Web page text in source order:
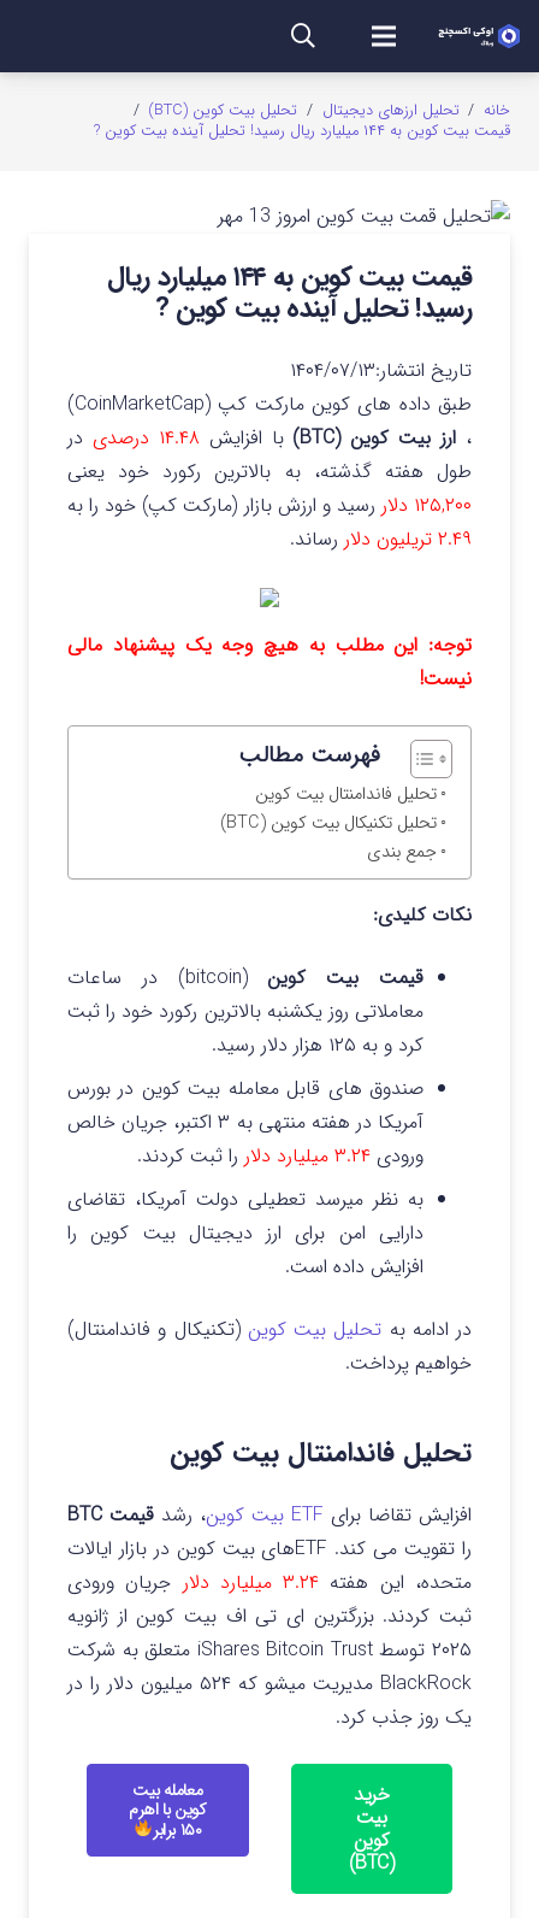
خانه / تحلیل ارزهای دیجیتال / تحلیل بیت کوین (BTC)
/
قیمت بیت کوین به ۱۴۴ میلیارد ریال رسید! تحلیل آینده بیت کوین ?
قیمت بیت کوین به ۱۴۴ میلیارد ریال
رسید! تحلیل آینده بیت کوین ?
تاریخ انتشار:۱۴۰۴/۰۷/۱۳
طبق داده های کوین مارکت کپ (CoinMarketCap)
، ارز بیت کوین (BTC) با افزایش ۱۴.۴۸ درصدی
در
طول هفته گذشته، به بالاترین رکورد خود یعنی
۱۲۵,۲۰۰ دلار
رسید و ارزش بازار (مارکت کپ) خود را به
۲.۴۹ تریلیون دلار
رساند.
توجه: این مطلب به هیچ وجه یک پیشنهاد مالی
نیست!
فهرست مطالب
تحلیل فاندامنتال بیت کوین
تحلیل تکنیکال بیت کوین (BTC)
جمع بندی
نکات کلیدی:
قیمت بیت کوین
(bitcoin) در ساعات
معاملاتی روز یکشنبه بالاترین رکورد خود را ثبت
کرد و به ۱۲۵ هزار دلار رسید.
صندوق های قابل معامله بیت کوین در بورس
آمریکا در هفته منتهی به ۳ اکتبر، جریان خالص
ورودی ۳.۲۴ میلیارد دلار
را ثبت کردند.
به نظر میرسد تعطیلی دولت آمریکا، تقاضای
دارایی امن برای ارز دیجیتال بیت کوین را
افزایش داده است.
در ادامه به تحلیل بیت کوین(تکنیکال و فاندامنتال)
خواهیم پرداخت.
تحلیل فاندامنتال بیت کوین
افزایش تقاضا برای ETF بیت کوین ، رشد قیمت BTC
را تقویت می کند. ETFهای بیت کوین در بازار ایالات
متحده، این هفته ۳.۲۴ میلیارد دلار
جریان ورودی
ثبت کردند. بزرگترین ای تی اف بیت کوین از ژانویه
۲۰۲۵ توسط iShares Bitcoin Trust متعلق به شرکت
BlackRock مدیریت میشو که ۵۲۴ میلیون دلار را در
یک روز جذب کرد.
خرید
بیت
کوین
(BTC)
معامله بیت
کوین با اهرم
۱۵۰ برابر